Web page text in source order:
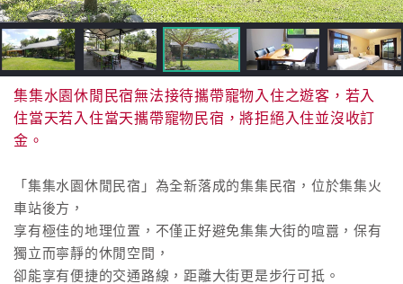
跟
飯
店
訂
房
HOT
特
色
民
宿
集集水園休閒民宿無法接待攜帶寵物入住之遊客，若入
住當天若入住當天攜帶寵物民宿，將拒絕入住並沒收訂
金。
「集集水園休閒民宿」為全新落成的集集民宿，位於集集火
車站後方，
享有極佳的地理位置，不僅正好避免集集大街的喧囂，保有
獨立而寧靜的休閒空間，
卻能享有便捷的交通路線，距離大街更是步行可抵。